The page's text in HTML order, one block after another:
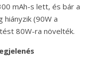
mAh-s lett, és bár a
(90W a
80W-ra növelték.